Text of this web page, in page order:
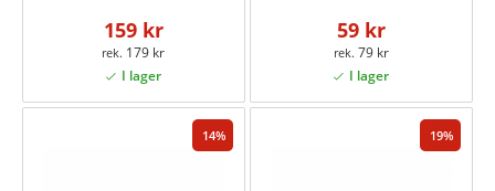
159 kr
179 kr
59 kr
79 kr
14 19